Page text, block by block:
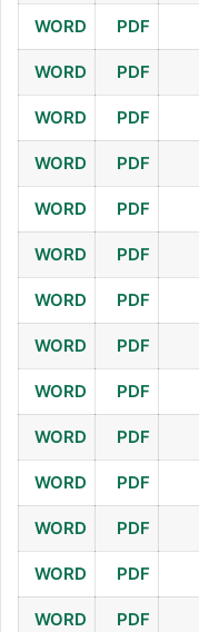
PDF
WORD
PDF
WORD
PDF
WORD
PDF
WORD
PDF
WORD
PDF
WORD
PDF
WORD
PDF
WORD
PDF
WORD
PDF
WORD
PDF
WORD
PDF
WORD
PDF
WORD
PDF
WORD